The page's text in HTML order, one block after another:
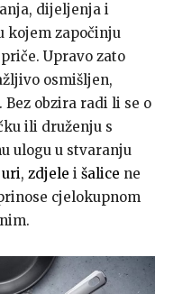
dijeljenja i
kojem započinju
Upravo zato
osmišljen,
obzira radi li se o
ili druženju s
ulogu u stvaranju
, zdjele i šalice ne
cjelokupnom